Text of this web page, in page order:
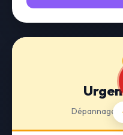
Dépannage